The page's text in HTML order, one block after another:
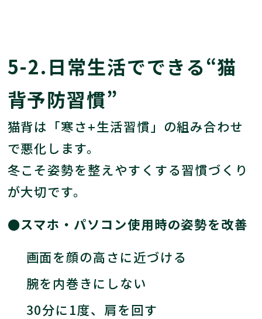
5-2.日常生活でできる“猫
背予防習慣”
猫背は「寒さ+生活習慣」の組み合わせ
で悪化します。
冬こそ姿勢を整えやすくする習慣づくり
が大切です。
●スマホ・パソコン使用時の姿勢を改善
画面を顔の高さに近づける
腕を内巻きにしない
30分に1度、肩を回す